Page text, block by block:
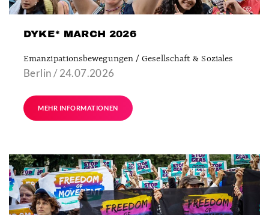
DYKE* MARCH 2026
Emanzipationsbewegungen / Gesellschaft & Soziales
Berlin / 24.07.2026
MEHR INFORMATIONEN